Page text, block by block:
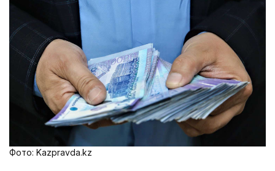
Фото: Kazpravda.kz